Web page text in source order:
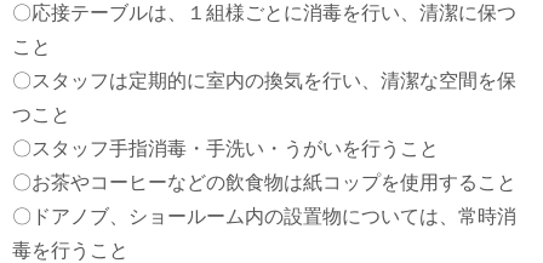
〇応接テーブルは、１組様ごとに消毒を行い、清潔に保つ
こと
〇スタッフは定期的に室内の換気を行い、清潔な空間を保
つこと
〇スタッフ手指消毒・手洗い・うがいを行うこと
〇お茶やコーヒーなどの飲食物は紙コップを使用すること
〇ドアノブ、ショールーム内の設置物については、常時消
毒を行うこと